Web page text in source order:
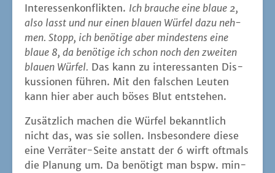
Inter­es­sen­kon­flik­ten. Ich brau­che eine blaue 2,
also lasst und nur einen blau­en Wür­fel dazu neh­
men. Stopp, ich benö­ti­ge aber min­des­tens eine
blaue 8, da benö­ti­ge ich schon noch den zwei­ten
blau­en Wür­fel. Das kann zu inter­es­san­ten Dis­
kus­sio­nen füh­ren. Mit den fal­schen Leu­ten
kann hier aber auch böses Blut entstehen.
Zusätz­lich machen die Wür­fel bekannt­lich
nicht das, was sie sol­len. Ins­be­son­de­re die­se
eine Ver­rä­ter-Sei­te anstatt der 6 wirft oft­mals
die Pla­nung um. Da benö­tigt man bspw. min­